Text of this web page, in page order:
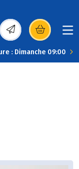
(s’ouvre dans une
: Dimanche 09:00